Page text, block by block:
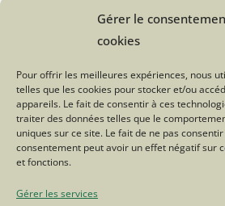
Gérer le
cookies
Pour offrir les meilleures expériences, nous
telles que les cookies pour stocker et/ou
appareils. Le fait de consentir à ces
traiter des données telles que le
uniques sur ce site. Le fait de ne pas
consentement peut avoir un effet négatif sur
et fonctions.
Gérer les services
Une question sur le
Cliquez ici
Tweetez